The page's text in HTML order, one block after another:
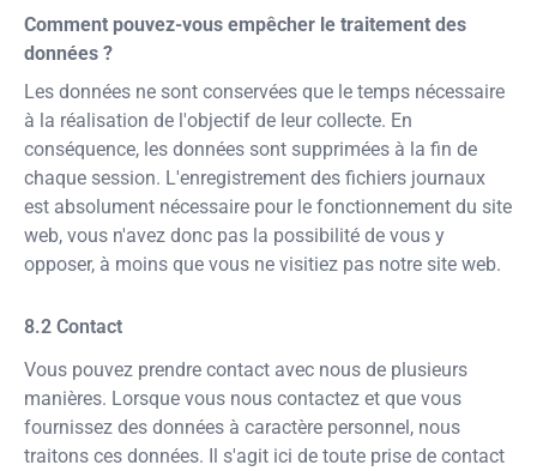
Comment pouvez-vous empêcher le traitement des
données ?
Les données ne sont conservées que le temps nécessaire
à la réalisation de l'objectif de leur collecte. En
conséquence, les données sont supprimées à la fin de
chaque session. L'enregistrement des fichiers journaux
est absolument nécessaire pour le fonctionnement du site
web, vous n'avez donc pas la possibilité de vous y
opposer, à moins que vous ne visitiez pas notre site web.
Contact
Vous pouvez prendre contact avec nous de plusieurs
manières. Lorsque vous nous contactez et que vous
fournissez des données à caractère personnel, nous
traitons ces données. Il s'agit ici de toute prise de contact